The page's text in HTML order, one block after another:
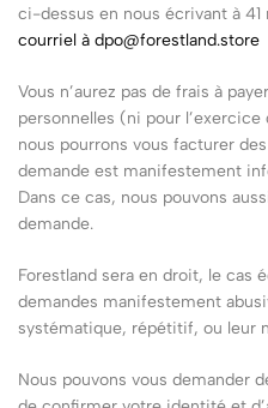
ci-dessus en nous écrivant à
courriel à dpo@forestland.store
Vous n’aurez pas de frais à
personnelles (ni pour
nous pourrons vous facturer
demande est manifestement
Dans ce cas, nous pouvons
demande.
Forestland sera en droit, le cas
demandes manifestement
systématique, répétitif, ou leur
Nous pouvons vous demander